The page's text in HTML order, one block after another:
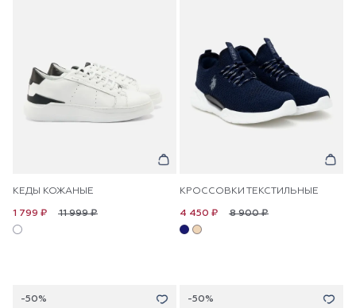
КЕДЫ КОЖАНЫЕ
11 999 ₽
1 799 ₽
КРОССОВКИ ТЕКСТИЛЬНЫЕ
8 900 ₽
4 450 ₽
-50% -50%